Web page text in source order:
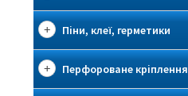
Піни, клеї, герметики
Перфороване кріплення